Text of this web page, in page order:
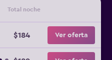
Total noche
$184 Ver oferta